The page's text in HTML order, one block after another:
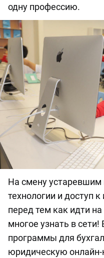
одну профессию.
На смену устаревшим
технологии и доступ
перед тем как идти
многое узнать в
программы для
юридическую